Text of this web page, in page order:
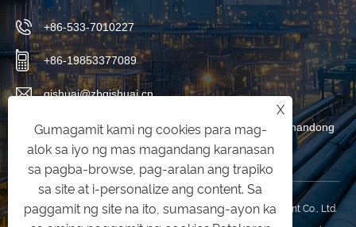
+86-533-7010227
+86-19853377089
qishuai@zbqishuai.cn
Phoenix Industrial Park, Linzi District, Zibo City, Shandong
Province, China
Copyright © 2025 Shandong Qishuai Wear Resistant Equipment Co., Ltd.
X
Gumagamit kami ng cookies para mag-
alok sa iyo ng mas magandang karanasan
sa pagba-browse, pag-aralan ang trapiko
sa site at i-personalize ang content. Sa
paggamit ng site na ito, sumasang-ayon ka